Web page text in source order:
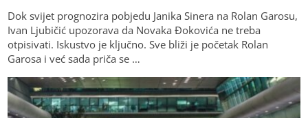
Dok svijet prognozira pobjedu Janika Sinera na Rolan Garosu,
Ivan Ljubičić upozorava da Novaka Đokovića ne treba
otpisivati. Iskustvo je ključno. Sve bliži je početak Rolan
Garosa i već sada priča se …